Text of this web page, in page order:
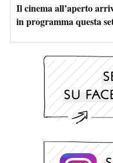
Il cinema all’aperto
in programma questa